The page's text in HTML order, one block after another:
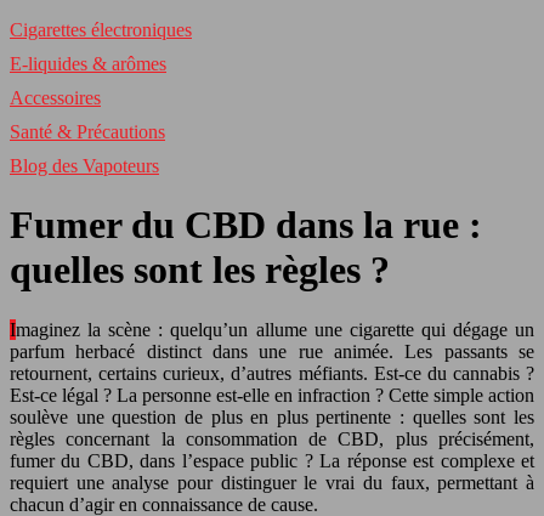
Cigarettes électroniques
E-liquides & arômes
Accessoires
Santé & Précautions
Blog des Vapoteurs
Fumer du CBD dans la rue :
quelles sont les règles ?
Imaginez la scène : quelqu’un allume une cigarette qui dégage un
parfum herbacé distinct dans une rue animée. Les passants se
retournent, certains curieux, d’autres méfiants. Est-ce du cannabis ?
Est-ce légal ? La personne est-elle en infraction ? Cette simple action
soulève une question de plus en plus pertinente : quelles sont les
règles concernant la consommation de CBD, plus précisément,
fumer du CBD, dans l’espace public ? La réponse est complexe et
requiert une analyse pour distinguer le vrai du faux, permettant à
chacun d’agir en connaissance de cause.